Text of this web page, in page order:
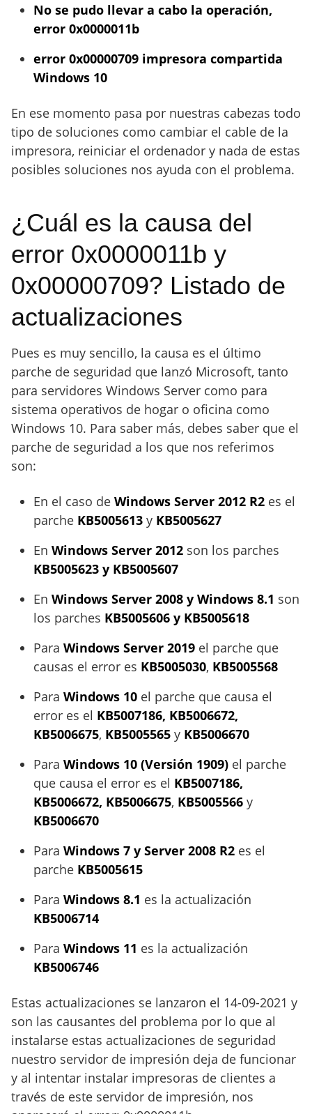
No se pudo llevar a cabo la operación,
error 0x0000011b
error 0x00000709 impresora compartida
Windows 10
En ese momento pasa por nuestras cabezas todo
tipo de soluciones como cambiar el cable de la
impresora, reiniciar el ordenador y nada de estas
posibles soluciones nos ayuda con el problema.
¿Cuál es la causa del
error 0x0000011b y
0x00000709? Listado de
actualizaciones
Pues es muy sencillo, la causa es el último
parche de seguridad que lanzó Microsoft, tanto
para servidores Windows Server como para
sistema operativos de hogar o oficina como
Windows 10. Para saber más, debes saber que el
parche de seguridad a los que nos referimos
son:
En el caso de Windows Server 2012 R2 es el
parche KB5005613 y KB5005627
En Windows Server 2012 son los parches
KB5005623 y KB5005607
En Windows Server 2008 y Windows 8.1 son
los parches KB5005606 y KB5005618
Para Windows Server 2019 el parche que
causas el error es KB5005030, KB5005568
Para Windows 10 el parche que causa el
error es el KB5007186, KB5006672,
KB5006675, KB5005565 y KB5006670
Para Windows 10 (Versión 1909) el parche
que causa el error es el KB5007186,
KB5006672, KB5006675, KB5005566 y
KB5006670
Para Windows 7 y Server 2008 R2 es el
parche KB5005615
Para Windows 8.1 es la actualización
KB5006714
Para Windows 11 es la actualización
KB5006746
Estas actualizaciones se lanzaron el 14-09-2021 y
son las causantes del problema por lo que al
instalarse estas actualizaciones de seguridad
nuestro servidor de impresión deja de funcionar
y al intentar instalar impresoras de clientes a
través de este servidor de impresión, nos